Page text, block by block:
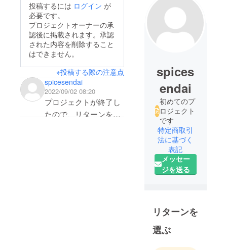
投稿するには ログイン が
必要です。
プロジェクトオーナーの承
認後に掲載されます。承認
された内容を削除すること
はできません。
※投稿する際の注意点
spicesendai
2022/09/02 08:20
プロジェクトが終了し
たので、リターンを実
spices
endai
初めてのプ
ロジェクト
です
特定商取引
法に基づく
表記
メッセー
ジを送る
リターンを
選ぶ